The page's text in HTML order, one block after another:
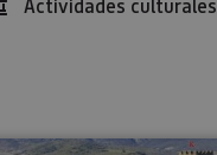
Actividades culturales